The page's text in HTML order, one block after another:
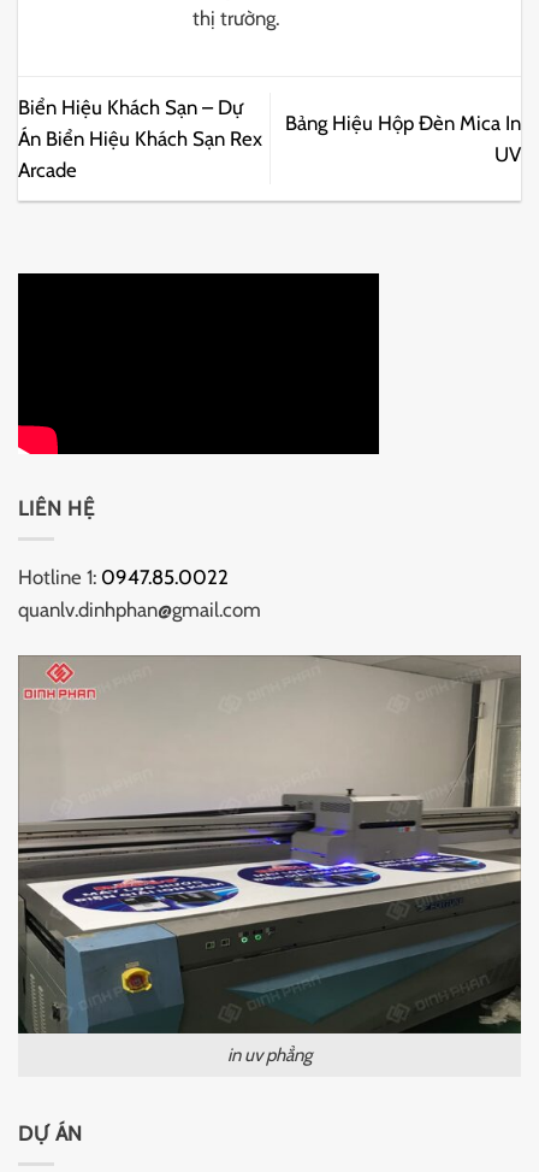
thị trường.
Biển Hiệu Khách Sạn – Dự
Án Biển Hiệu Khách Sạn Rex
Arcade
Bảng Hiệu Hộp Đèn Mica In
UV
LIÊN HỆ
Hotline 1: 0947.85.0022
quanlv.dinhphan@gmail.com
in uv phẳng
DỰ ÁN